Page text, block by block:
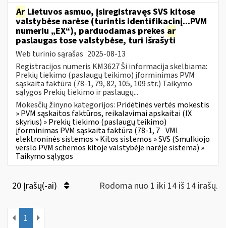
Ar Lietuvos asmuo, įsiregistravęs SVS kitose
valstybėse narėse (turintis identifikacinį...PVM
numeriu „EX“), parduodamas prekes ar
paslaugas tose valstybėse, turi išrašyti
Web turinio sąrašas 2025-08-13
Registracijos numeris KM3627 Ši informacija skelbiama:
Prekių tiekimo (paslaugų teikimo) įforminimas PVM
sąskaita faktūra (78-1, 79, 82, 105, 109 str.) Taikymo
sąlygos Prekių tiekimo ir paslaugų...
Mokesčių žinyno kategorijos: Pridėtinės vertės mokestis
» PVM sąskaitos faktūros, reikalavimai apskaitai (IX
skyrius) » Prekių tiekimo (paslaugų teikimo)
įforminimas PVM sąskaita faktūra (78-1, 7 VMI
elektroninės sistemos » Kitos sistemos » SVS (Smulkiojo
verslo PVM schemos kitoje valstybėje narėje sistema) »
Taikymo sąlygos
20 Įrašų(-ai) Rodoma nuo 1 iki 14 iš 14 irašų.
1